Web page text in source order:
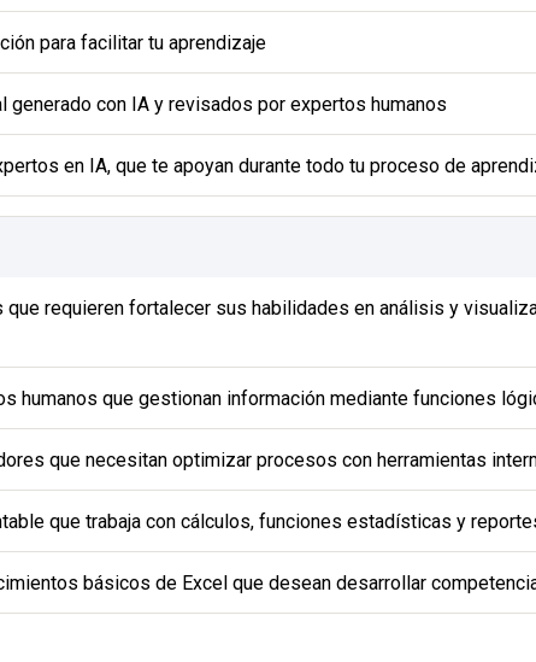
para facilitar tu aprendizaje
generado con IA y revisados por expertos humanos
en IA, que te apoyan durante todo tu proceso de
requieren fortalecer sus habilidades en análisis y
humanos que gestionan información mediante funciones
que necesitan optimizar procesos con herramientas
que trabaja con cálculos, funciones estadísticas y
básicos de Excel que desean desarrollar